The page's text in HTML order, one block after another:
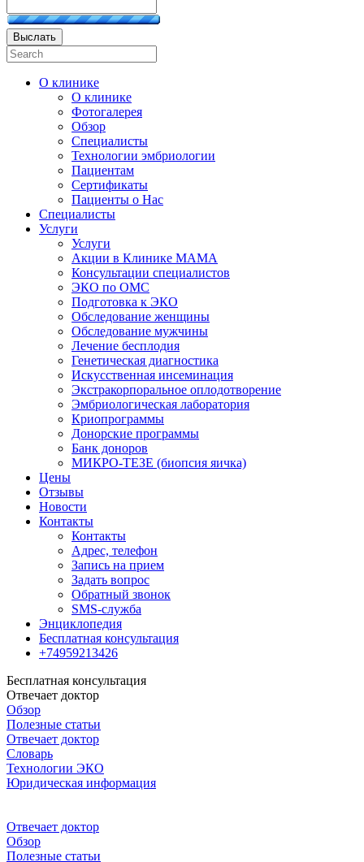
Выслать
О клинике
О клинике
Фотогалерея
Обзор
Специалисты
Технологии эмбриологии
Пациентам
Сертификаты
Пациенты о Нас
Специалисты
Услуги
Услуги
Акции в Клинике МАМА
Консультации специалистов
ЭКО по ОМС
Подготовка к ЭКО
Обследование женщины
Обследование мужчины
Лечение бесплодия
Генетическая диагностика
Искусственная инсеминация
Экстракорпоральное оплодотворение
Эмбриологическая лаборатория
Криопрограммы
Донорские программы
Банк доноров
МИКРО-ТЕЗЕ (биопсия яичка)
Цены
Отзывы
Новости
Контакты
Контакты
Адрес, телефон
Запись на прием
Задать вопрос
Обратный звонок
SMS-служба
Энциклопедия
Бесплатная консультация
+74959213426
Бесплатная консультация
Отвечает доктор
Обзор
Полезные статьи
Отвечает доктор
Словарь
Технологии ЭКО
Юридическая информация
Отвечает доктор
Обзор
Полезные статьи